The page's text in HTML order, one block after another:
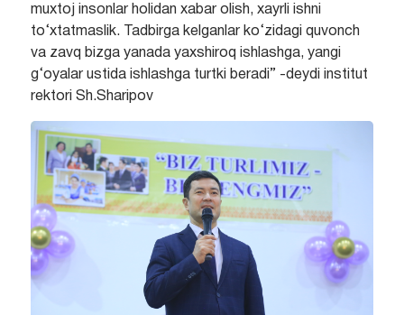
muxtoj insonlar holidan xabar olish, xayrli ishni
to‘xtatmaslik. Tadbirga kelganlar ko‘zidagi quvonch
va zavq bizga yanada yaxshiroq ishlashga, yangi
g‘oyalar ustida ishlashga turtki beradi” -deydi institut
rektori Sh.Sharipov